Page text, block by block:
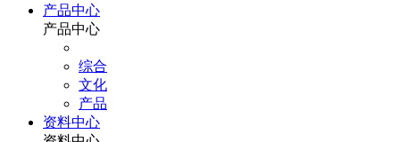
产品中心
产品中心
综合
文化
产品
资料中心